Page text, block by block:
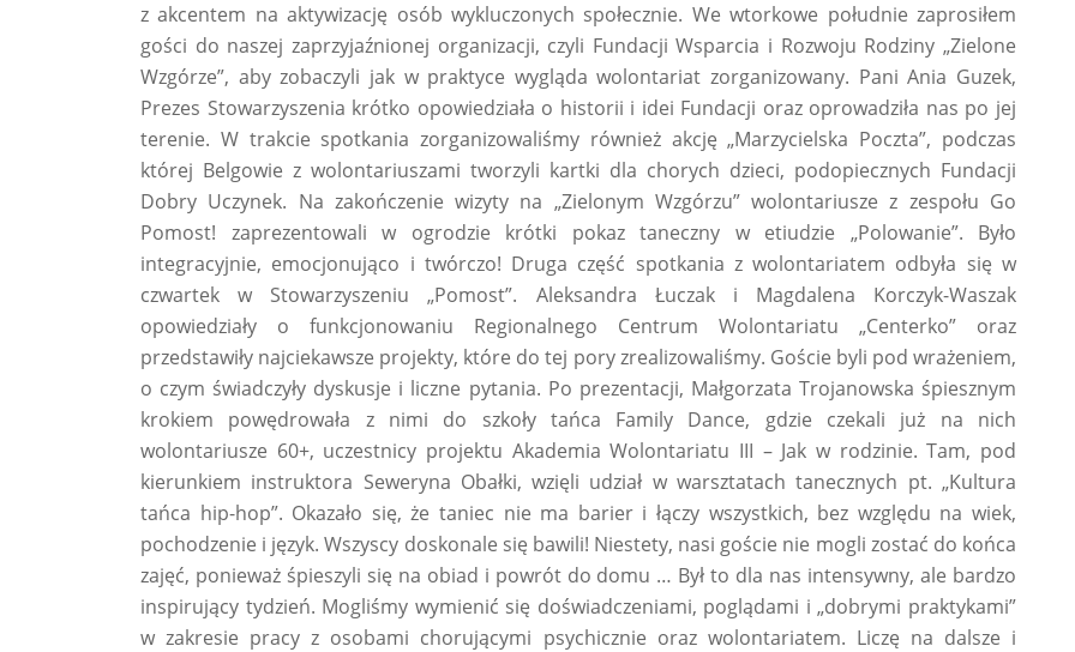
z akcentem na aktywizację osób wykluczonych społecznie. We wtorkowe południe zaprosiłem
gości do naszej zaprzyjaźnionej organizacji, czyli Fundacji Wsparcia i Rozwoju Rodziny „Zielone
Wzgórze”, aby zobaczyli jak w praktyce wygląda wolontariat zorganizowany. Pani Ania Guzek,
Prezes Stowarzyszenia krótko opowiedziała o historii i idei Fundacji oraz oprowadziła nas po jej
terenie. W trakcie spotkania zorganizowaliśmy również akcję „Marzycielska Poczta”, podczas
której Belgowie z wolontariuszami tworzyli kartki dla chorych dzieci, podopiecznych Fundacji
Dobry Uczynek. Na zakończenie wizyty na „Zielonym Wzgórzu” wolontariusze z zespołu Go
Pomost! zaprezentowali w ogrodzie krótki pokaz taneczny w etiudzie „Polowanie”. Było
integracyjnie, emocjonująco i twórczo! Druga część spotkania z wolontariatem odbyła się w
czwartek w Stowarzyszeniu „Pomost”. Aleksandra Łuczak i Magdalena Korczyk-Waszak
opowiedziały o funkcjonowaniu Regionalnego Centrum Wolontariatu „Centerko” oraz
przedstawiły najciekawsze projekty, które do tej pory zrealizowaliśmy. Goście byli pod wrażeniem,
o czym świadczyły dyskusje i liczne pytania. Po prezentacji, Małgorzata Trojanowska śpiesznym
krokiem powędrowała z nimi do szkoły tańca Family Dance, gdzie czekali już na nich
wolontariusze 60+, uczestnicy projektu Akademia Wolontariatu III – Jak w rodzinie. Tam, pod
kierunkiem instruktora Seweryna Obałki, wzięli udział w warsztatach tanecznych pt. „Kultura
tańca hip-hop”. Okazało się, że taniec nie ma barier i łączy wszystkich, bez względu na wiek,
pochodzenie i język. Wszyscy doskonale się bawili! Niestety, nasi goście nie mogli zostać do końca
zajęć, ponieważ śpieszyli się na obiad i powrót do domu … Był to dla nas intensywny, ale bardzo
inspirujący tydzień. Mogliśmy wymienić się doświadczeniami, poglądami i „dobrymi praktykami”
w zakresie pracy z osobami chorującymi psychicznie oraz wolontariatem. Liczę na dalsze i